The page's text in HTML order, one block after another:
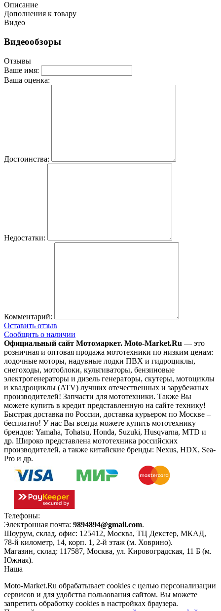
Описание
Дополнения к товару
Видео
Видеообзоры
Отзывы
Ваше имя:
Ваша оценка:
Достоинства:
Недостатки:
Комментарий:
Оставить отзыв
Сообщить о наличии
Официальный сайт Мотомаркет. Moto-Market.Ru — это
розничная и оптовая продажа мототехники по низким ценам:
лодочные моторы, надувные лодки ПВХ и гидроциклы,
снегоходы, мотоблоки, культиваторы, бензиновые
электрогенераторы и дизель генераторы, скутеры, мотоциклы
и квадроциклы (ATV) лучших отечественных и зарубежных
производителей! Запчасти для мототехники. Также Вы
можете купить в кредит представленную на сайте технику!
Быстрая доставка по России, доставка курьером по Москве –
бесплатно! У нас Вы всегда можете купить мототехнику
брендов: Yamaha, Tohatsu, Honda, Suzuki, Husqvarna, MTD и
др. Широко представлена мототехника российских
производителей, а также китайские бренды: Nexus, HDX, Sea-
Pro и др.
Телефоны:
Электронная почта: 9894894@gmail.com.
Шоурум, склад, офис: 125412, Москва, ТЦ Декстер, МКАД,
78-й километр, 14, корп. 1, 2-й этаж (м. Ховрино).
Магазин, склад: 117587, Москва, ул. Кировоградская, 11 Б (м.
Южная).
Наша
Moto-Market.Ru обрабатывает сookies с целью персонализации
сервисов и для удобства пользования сайтом. Вы можете
запретить обработку сookies в настройках браузера.